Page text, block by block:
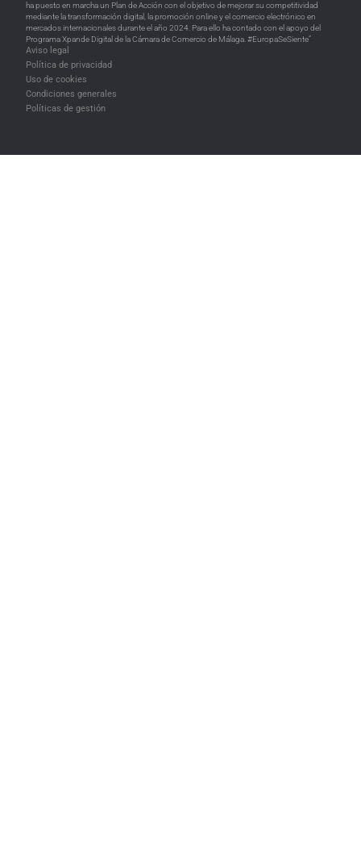
ha puesto en marcha un Plan de Acción con el objetivo de mejorar su competitividad
mediante la transformación digital, la promoción online y el comercio electrónico en
mercados internacionales durante el año 2024. Para ello ha contado con el apoyo del
Programa Xpande Digital de la Cámara de Comercio de Málaga. #EuropaSeSiente”
Aviso legal
Política de privacidad
Uso de cookies
Condiciones generales
Políticas de gestión